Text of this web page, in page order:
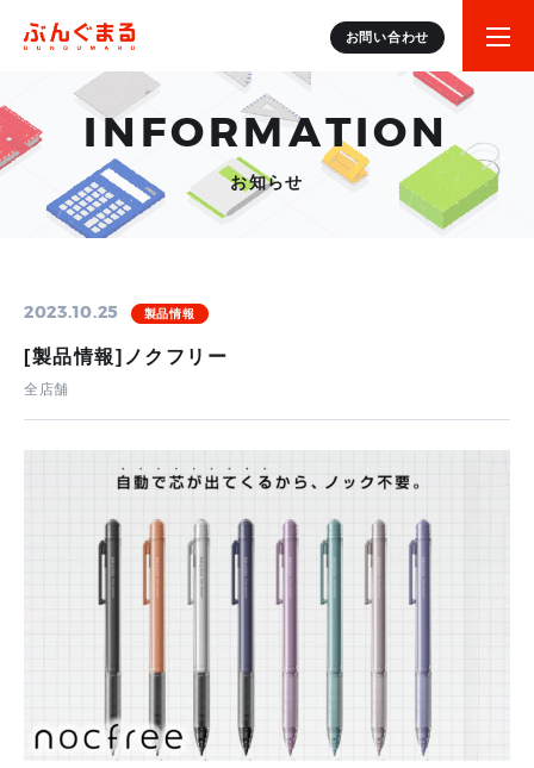
お問い合わせ
INFORMATION
お知らせ
2023.10.25 製品情報
[製品情報]ノクフリー
全店舗